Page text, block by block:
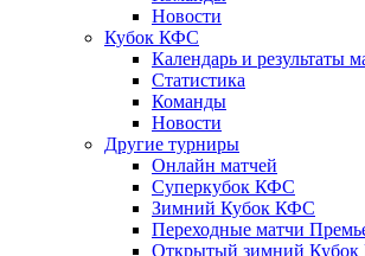
Новости
Кубок КФС
Календарь и результаты
Статистика
Команды
Новости
Другие турниры
Онлайн матчей
Суперкубок КФС
Зимний Кубок КФС
Переходные матчи
Открытый зимний